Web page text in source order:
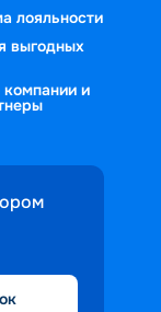
лояльности
выгодных
и